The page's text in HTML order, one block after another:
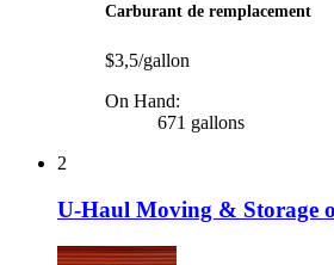
Carburant de remplacement
$3,5/gallon
On Hand:
671 gallons
2
U-Haul Moving & Storage